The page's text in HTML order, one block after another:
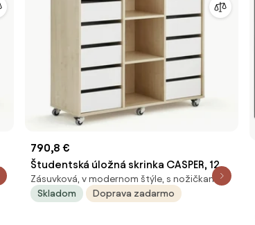
790,8 €
Študentská úložná skrinka CASPER, 12
zásuviek, 3 priehradky, breza, biela
Zásuvková, v modernom štýle, s nožičkami
Skladom
Doprava zadarmo